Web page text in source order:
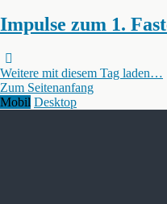
Impulse zum 1.
Weitere mit diesem Tag laden…
Zum Seitenanfang
Mobil Desktop